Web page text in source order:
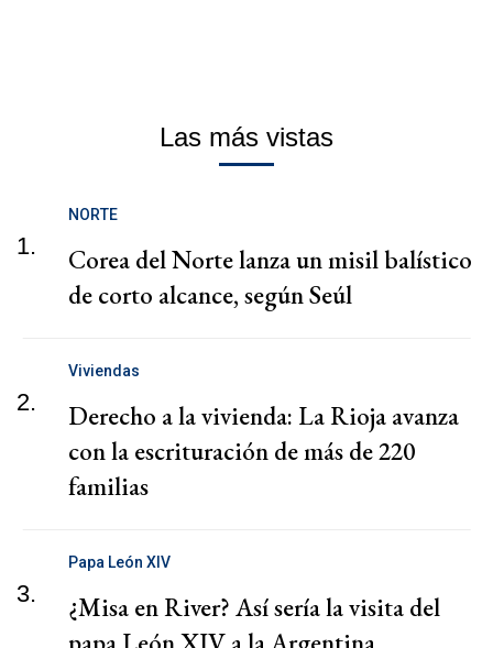
Las más vistas
1.
NORTE
Corea del Norte lanza un misil balístico
de corto alcance, según Seúl
2.
Viviendas
Derecho a la vivienda: La Rioja avanza
con la escrituración de más de 220
familias
3.
Papa León XIV
¿Misa en River? Así sería la visita del